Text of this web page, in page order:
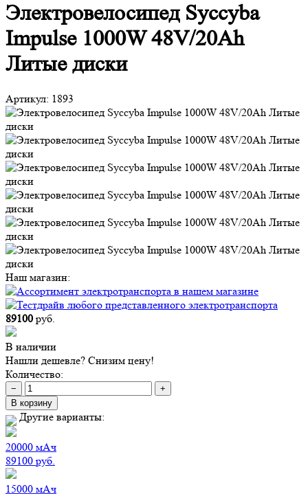
Электровелосипед Syccyba
Impulse 1000W 48V/20Ah
Литые диски
Артикул: 1893
Наш магазин:
89100 руб.
В наличии
Нашли дешевле? Снизим цену!
Количество:
−
+
В корзину
Другие варианты:
20000 мАч
89100 руб.
15000 мАч